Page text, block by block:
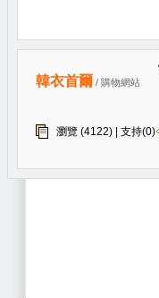
韓衣首爾 / 購物網站
瀏覽 (4122) | 支持(0)